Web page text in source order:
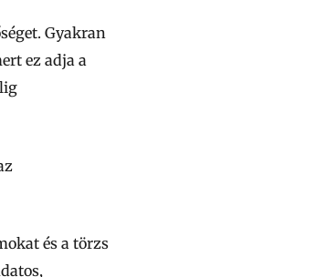
Gyakran
ez adja a
és a törzs